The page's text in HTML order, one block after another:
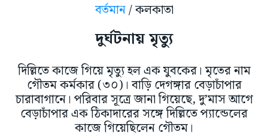
বর্তমান/ কলকাতা
দুর্ঘটনায় মৃত্যু
দিল্লিতে কাজে গিয়ে মৃত্যু হল এক যুবকের। মৃতের নাম
গৌতম কর্মকার (৩০)। বাড়ি দেগঙ্গার বেড়াচাঁপার
চারাবাগানে। পরিবার সূত্রে জানা গিয়েছে, দু’মাস আগে
বেড়াচাঁপার এক ঠিকাদারের সঙ্গে দিল্লিতে প্যান্ডেলের
কাজে গিয়েছিলেন গৌতম।